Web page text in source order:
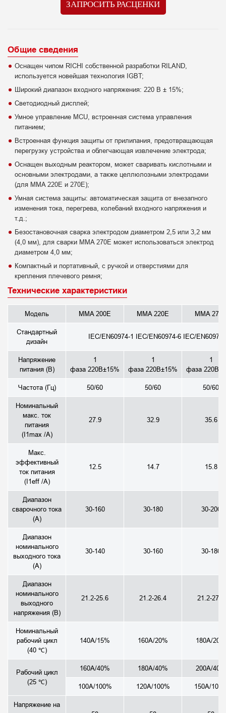
ЗАПРОСИТЬ РАСЦЕНКИ
Общие сведения
Оснащен чипом RICHI собственной разработки RILAND,
используется новейшая технология IGBT;
Широкий диапазон входного напряжения: 220 В ± 15%;
Светодиодный дисплей;
Умное управление MCU, встроенная система управления
питанием;
Встроенная функция защиты от прилипания, предотвращающая
перегрузку устройства и облегчающая извлечение электрода;
Оснащен выходным реактором, может сваривать кислотными и
основными электродами, а также целлюлозными электродами
(для MMA 220E и 270E);
Умная система защиты: автоматическая защита от внезапного
изменения тока, перегрева, колебаний входного напряжения и
т.д.;
Безостановочная сварка электродом диаметром 2,5 или 3,2 мм
(4,0 мм), для сварки MMA 270E может использоваться электрод
диаметром 4,0 мм;
Компактный и портативный, с ручкой и отверстиями для
крепления плечевого ремня;
Технические характеристики
Модель MMA 200E MMA 220E MMA
Стандартный
дизайн
IEC/EN60974-1 IEC/EN60974-6 IEC/
Напряжение
питания (В)
1
фаза 220В±15%
1
фаза 220В±15%
1
фаза
Частота (Гц) 50/60 50/60 50/60
Номинальный
макс. ток
питания
(I1max /A)
27.9 32.9 35.6
Макс.
эффективный
ток питания
(I1eff /A)
12.5 14.7 15.8
Диапазон
сварочного тока
(А)
30-160 30-180 30-200
Диапазон
номинального
выходного тока
(А)
30-140 30-160 30-180
Диапазон
номинального
выходного
напряжения (В)
21.2-25.6 21.2-26.4 21.2-27.2
Номинальный
рабочий цикл
(40 ℃)
140A/15% 160A/20% 180A/20%
Рабочий цикл
(25 ℃)
160A/40% 180A/40% 200A/40%
100A/100% 120A/100% 150A/
Напряжение на